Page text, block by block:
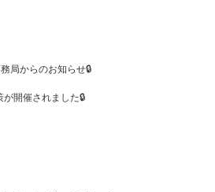
局からのお知らせ🔒
開催されました🔒